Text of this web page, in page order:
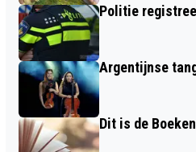
Politie
Argentijnse
Dit is de